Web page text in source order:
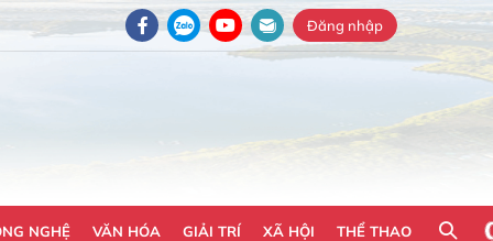
Đăng nhập
NGHỆ VĂN HÓA GIẢI TRÍ XÃ HỘI THỂ THAO